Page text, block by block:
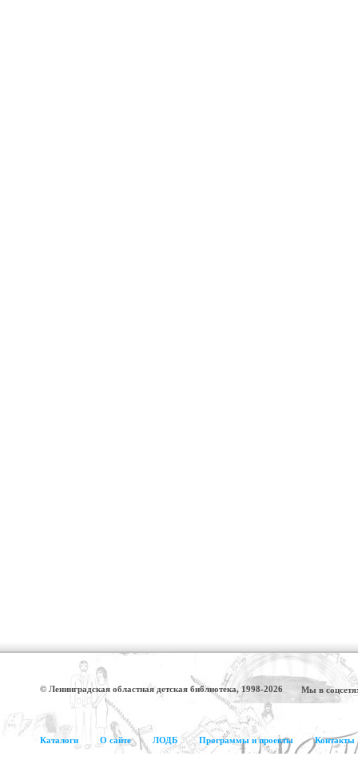
© Ленинградская областная детская библиотека, 1998-2026 Мы в
Каталоги О сайте ЛОДБ Программы и проекты Контакты